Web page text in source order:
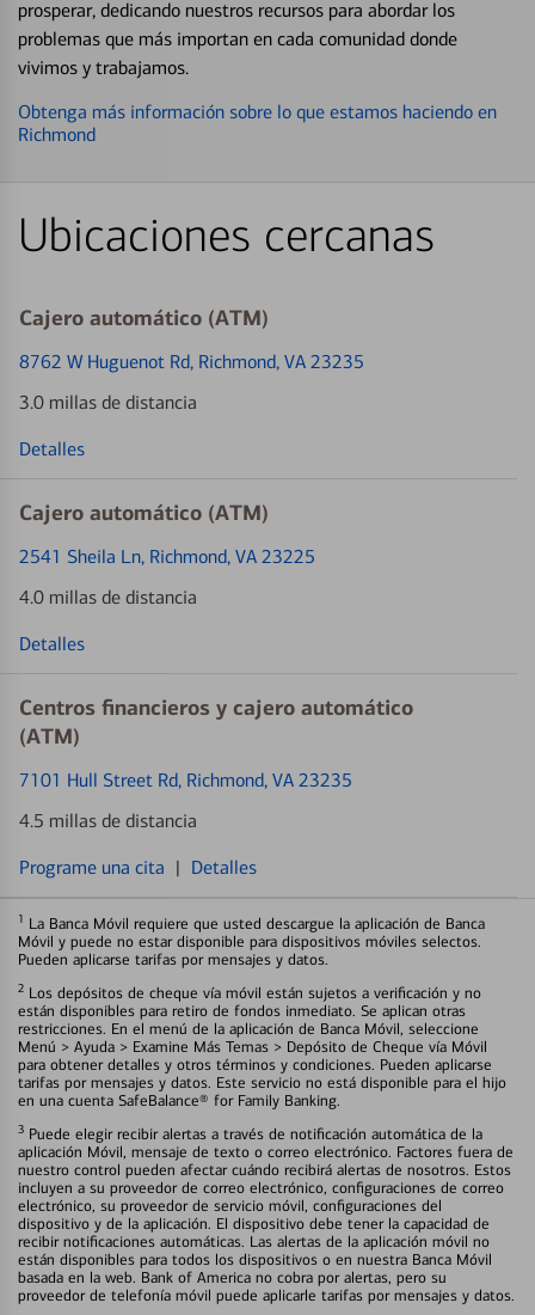
prosperar, dedicando nuestros recursos para abordar los
problemas que más importan en cada comunidad donde
vivimos y trabajamos.
Obtenga más información sobre lo que estamos haciendo en
Richmond
Ubicaciones cercanas
Cajero automático (ATM)
8762 W Huguenot Rd, Richmond, VA 23235
3.0 millas de distancia
Detalles
Cajero automático (ATM)
2541 Sheila Ln, Richmond, VA 23225
4.0 millas de distancia
Detalles
Centros financieros y cajero automático
(ATM)
7101 Hull Street Rd, Richmond, VA 23235
4.5 millas de distancia
Programe una cita | Detalles
1 La Banca Móvil requiere que usted descargue la aplicación de Banca
Móvil y puede no estar disponible para dispositivos móviles selectos.
Pueden aplicarse tarifas por mensajes y datos.
2 Los depósitos de cheque vía móvil están sujetos a verificación y no
están disponibles para retiro de fondos inmediato. Se aplican otras
restricciones. En el menú de la aplicación de Banca Móvil, seleccione
Menú > Ayuda > Examine Más Temas > Depósito de Cheque vía Móvil
para obtener detalles y otros términos y condiciones. Pueden aplicarse
tarifas por mensajes y datos. Este servicio no está disponible para el hijo
en una cuenta SafeBalance® for Family Banking.
3 Puede elegir recibir alertas a través de notificación automática de la
aplicación Móvil, mensaje de texto o correo electrónico. Factores fuera de
nuestro control pueden afectar cuándo recibirá alertas de nosotros. Estos
incluyen a su proveedor de correo electrónico, configuraciones de correo
electrónico, su proveedor de servicio móvil, configuraciones del
dispositivo y de la aplicación. El dispositivo debe tener la capacidad de
recibir notificaciones automáticas. Las alertas de la aplicación móvil no
están disponibles para todos los dispositivos o en nuestra Banca Móvil
basada en la web. Bank of America no cobra por alertas, pero su
proveedor de telefonía móvil puede aplicarle tarifas por mensajes y datos.